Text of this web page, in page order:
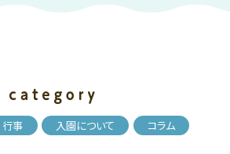
行事 入園について コラム